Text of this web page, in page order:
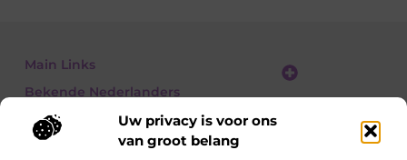
Uw privacy is voor ons
van groot belang
Main Links
Bekende Nederlanders